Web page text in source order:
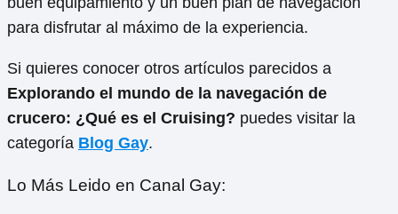
para disfrutar al máximo de la experiencia.
Si quieres conocer otros artículos parecidos a
Explorando el mundo de la navegación de
crucero: ¿Qué es el Cruising? puedes visitar la
categoría Blog Gay.
Lo Más Leido en Canal Gay: